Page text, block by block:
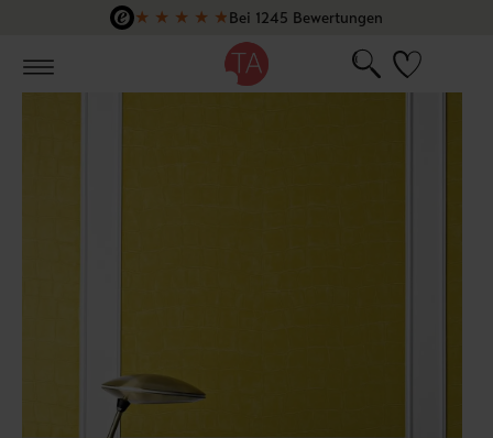
Zum Hauptinhalt springen
★ ★ ★ ★ ★Bei 1245 Bewertungen